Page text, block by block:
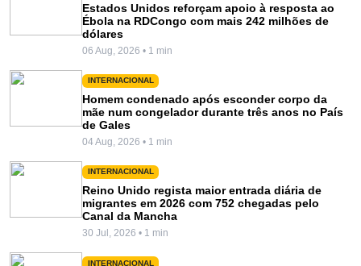
Estados Unidos reforçam apoio à resposta ao
Ébola na RDCongo com mais 242 milhões de
dólares
06 Aug, 2026 • 1 min
INTERNACIONAL
Homem condenado após esconder corpo da
mãe num congelador durante três anos no País
de Gales
04 Aug, 2026 • 1 min
INTERNACIONAL
Reino Unido regista maior entrada diária de
migrantes em 2026 com 752 chegadas pelo
Canal da Mancha
30 Jul, 2026 • 1 min
INTERNACIONAL